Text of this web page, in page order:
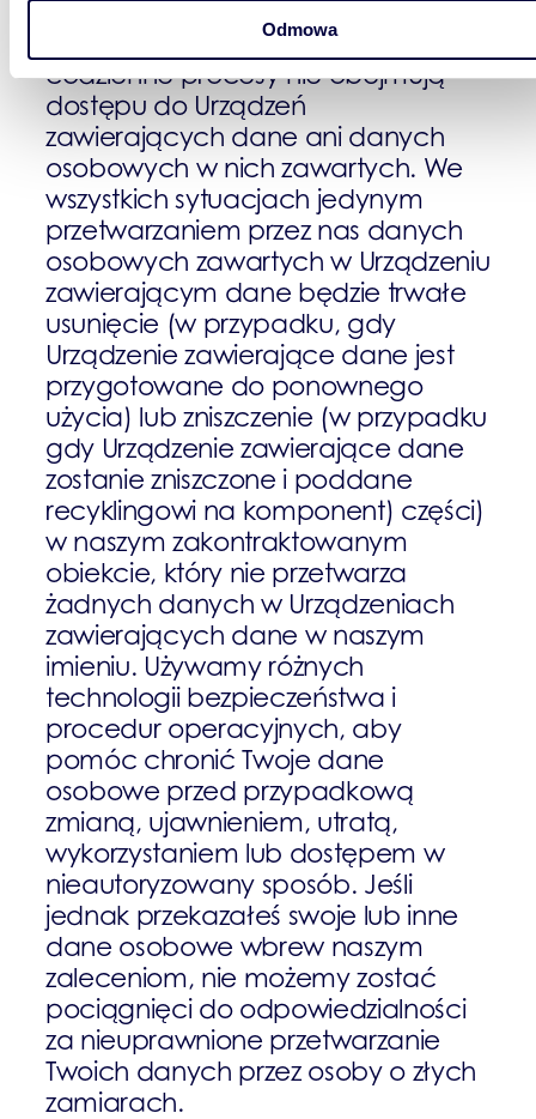
Odmowa
recyklingu przez naszych
podwykonawców. Nasze
codzienne procesy nie obejmują
dostępu do Urządzeń
zawierających dane ani danych
osobowych w nich zawartych. We
wszystkich sytuacjach jedynym
przetwarzaniem przez nas danych
osobowych zawartych w Urządzeniu
zawierającym dane będzie trwałe
usunięcie (w przypadku, gdy
Urządzenie zawierające dane jest
przygotowane do ponownego
użycia) lub zniszczenie (w przypadku
gdy Urządzenie zawierające dane
zostanie zniszczone i poddane
recyklingowi na komponent) części)
w naszym zakontraktowanym
obiekcie, który nie przetwarza
żadnych danych w Urządzeniach
zawierających dane w naszym
imieniu. Używamy różnych
technologii bezpieczeństwa i
procedur operacyjnych, aby
pomóc chronić Twoje dane
osobowe przed przypadkową
zmianą, ujawnieniem, utratą,
wykorzystaniem lub dostępem w
nieautoryzowany sposób. Jeśli
jednak przekazałeś swoje lub inne
dane osobowe wbrew naszym
zaleceniom, nie możemy zostać
pociągnięci do odpowiedzialności
za nieuprawnione przetwarzanie
Twoich danych przez osoby o złych
zamiarach.